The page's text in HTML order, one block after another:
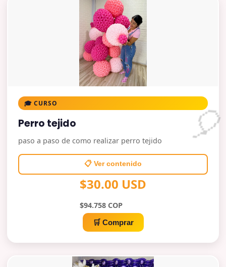
🎓 CURSO
Perro tejido
paso a paso de como realizar perro tejido
📋 Ver contenido
$30.00 USD
$94.758 COP
🛒 Comprar